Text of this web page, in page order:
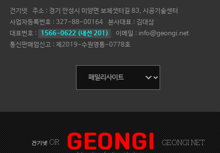
건기넷
주소 : 경기 안성시 미양면 보체샛터길 83, 시공기술센터
사업자등록번호 : 327-88-00164 본사대표 : 김대삼
대표번호 :
1566-0622 (내선 201)
이메일 : info@geongi.net
통신판매업신고 : 제2019-수원영통-0778호
건기넷 OR GEONGI NET